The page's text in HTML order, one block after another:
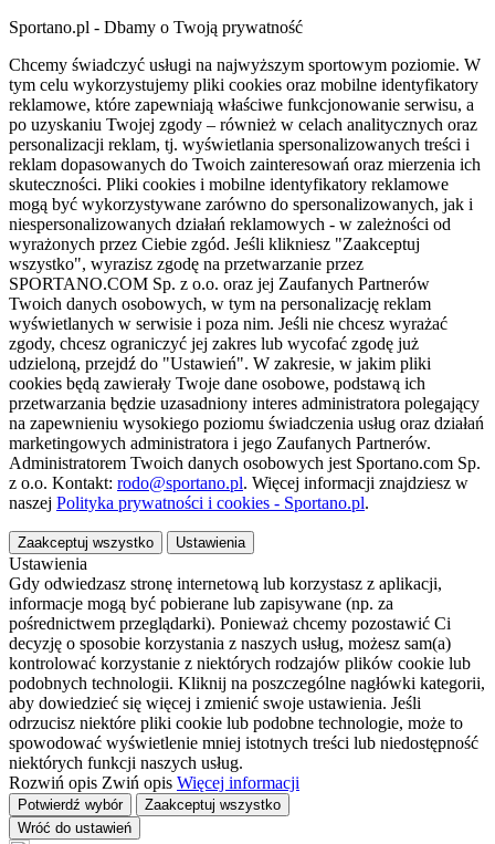
Sportano.pl - Dbamy o Twoją prywatność
Chcemy świadczyć usługi na najwyższym sportowym poziomie. W
tym celu wykorzystujemy pliki cookies oraz mobilne identyfikatory
reklamowe, które zapewniają właściwe funkcjonowanie serwisu, a
po uzyskaniu Twojej zgody – również w celach analitycznych oraz
personalizacji reklam, tj. wyświetlania spersonalizowanych treści i
reklam dopasowanych do Twoich zainteresowań oraz mierzenia ich
skuteczności. Pliki cookies i mobilne identyfikatory reklamowe
mogą być wykorzystywane zarówno do spersonalizowanych, jak i
niespersonalizowanych działań reklamowych - w zależności od
wyrażonych przez Ciebie zgód. Jeśli klikniesz "Zaakceptuj
wszystko", wyrazisz zgodę na przetwarzanie przez
SPORTANO.COM Sp. z o.o. oraz jej Zaufanych Partnerów
Twoich danych osobowych, w tym na personalizację reklam
wyświetlanych w serwisie i poza nim. Jeśli nie chcesz wyrażać
zgody, chcesz ograniczyć jej zakres lub wycofać zgodę już
udzieloną, przejdź do "Ustawień". W zakresie, w jakim pliki
cookies będą zawierały Twoje dane osobowe, podstawą ich
przetwarzania będzie uzasadniony interes administratora polegający
na zapewnieniu wysokiego poziomu świadczenia usług oraz działań
marketingowych administratora i jego Zaufanych Partnerów.
Administratorem Twoich danych osobowych jest Sportano.com Sp.
z o.o. Kontakt: rodo@sportano.pl. Więcej informacji znajdziesz w
naszej Polityka prywatności i cookies - Sportano.pl.
Zaakceptuj wszystko Ustawienia
Ustawienia
Gdy odwiedzasz stronę internetową lub korzystasz z aplikacji,
informacje mogą być pobierane lub zapisywane (np. za
pośrednictwem przeglądarki). Ponieważ chcemy pozostawić Ci
decyzję o sposobie korzystania z naszych usług, możesz sam(a)
kontrolować korzystanie z niektórych rodzajów plików cookie lub
podobnych technologii. Kliknij na poszczególne nagłówki kategorii,
aby dowiedzieć się więcej i zmienić swoje ustawienia. Jeśli
odrzucisz niektóre pliki cookie lub podobne technologie, może to
spowodować wyświetlenie mniej istotnych treści lub niedostępność
niektórych funkcji naszych usług.
Rozwiń opis Zwiń opis Więcej informacji
Potwierdź wybór
Zaakceptuj wszystko
Wróć do ustawień